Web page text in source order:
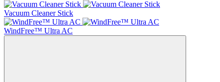
Vacuum Cleaner Stick
WindFree™ Ultra AC